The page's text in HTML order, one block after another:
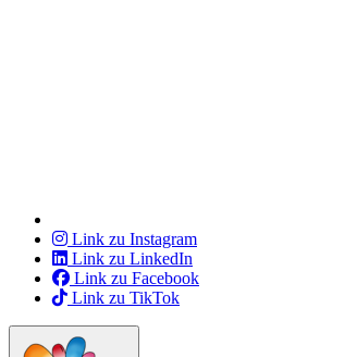
Link zu Instagram
Link zu LinkedIn
Link zu Facebook
Link zu TikTok